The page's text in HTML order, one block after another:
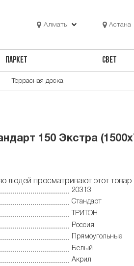
Алматы Астана
ПАРКЕТ СВЕТ
Террасная доска
150 Экстра
людей просматривают этот товар
20313
Стандарт
ТРИТОН
Россия
Прямоугольные
Белый
Акрил